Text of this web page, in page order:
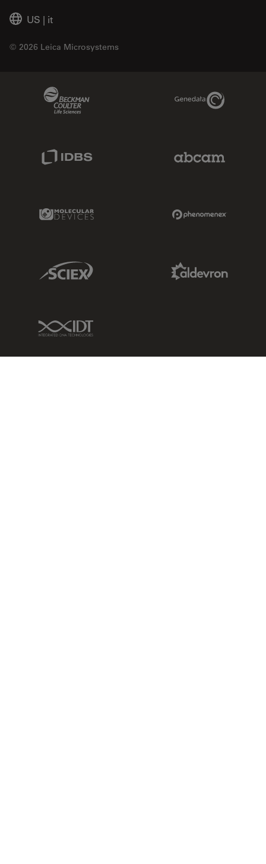
US | it
© 2026 Leica Microsystems
Genedata Link
Molecular Devices Link
Sciex Link
IDT Link